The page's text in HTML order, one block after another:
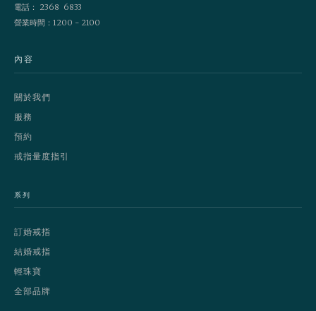
電話： 2368 6833
營業時間：1200 - 2100
內容
關於我們
服務
預約
戒指量度指引
系列
訂婚戒指
結婚戒指
輕珠寶
全部品牌